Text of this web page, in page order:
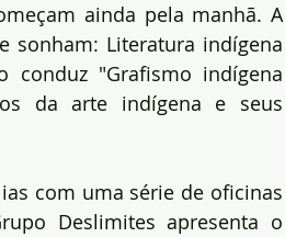
ainda pela manhã. A
sonham: Literatura indígena
conduz "Grafismo indígena
da arte indígena e seus
com uma série de oficinas
Deslimites apresenta o